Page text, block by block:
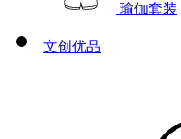
瑜伽套装
文创优品